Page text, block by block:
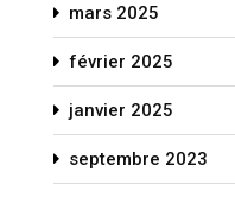
mars 2025
février 2025
janvier 2025
septembre 2023